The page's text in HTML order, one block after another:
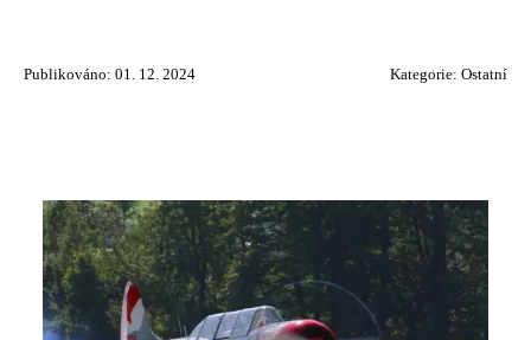
Publikováno: 01. 12. 2024 Kategorie: Ostatní